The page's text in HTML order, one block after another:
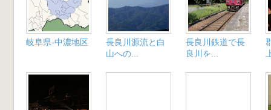
岐阜県-中濃地区
長良川源流と白
山への...
長良川鉄道で長
良川を...